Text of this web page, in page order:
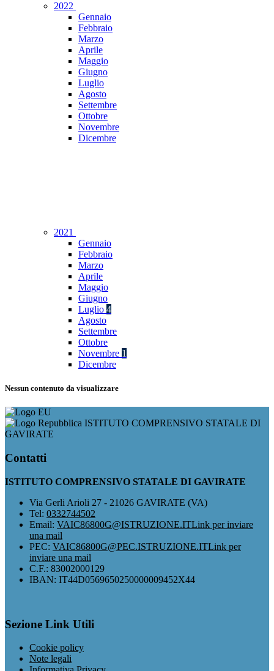
2022
Gennaio
Febbraio
Marzo
Aprile
Maggio
Giugno
Luglio
Agosto
Settembre
Ottobre
Novembre
Dicembre
2021
Gennaio
Febbraio
Marzo
Aprile
Maggio
Giugno
Luglio 4
Agosto
Settembre
Ottobre
Novembre 1
Dicembre
Nessun contenuto da visualizzare
ISTITUTO COMPRENSIVO STATALE DI
GAVIRATE
Contatti
ISTITUTO COMPRENSIVO STATALE DI GAVIRATE
Via Gerli Arioli 27 - 21026 GAVIRATE (VA)
Tel: 0332744502
Email: VAIC86800G@ISTRUZIONE.ITLink per inviare
una mail
PEC: VAIC86800G@PEC.ISTRUZIONE.ITLink per
inviare una mail
C.F.: 83002000129
IBAN: IT44D0569650250000009452X44
Sezione Link Utili
Cookie policy
Note legali